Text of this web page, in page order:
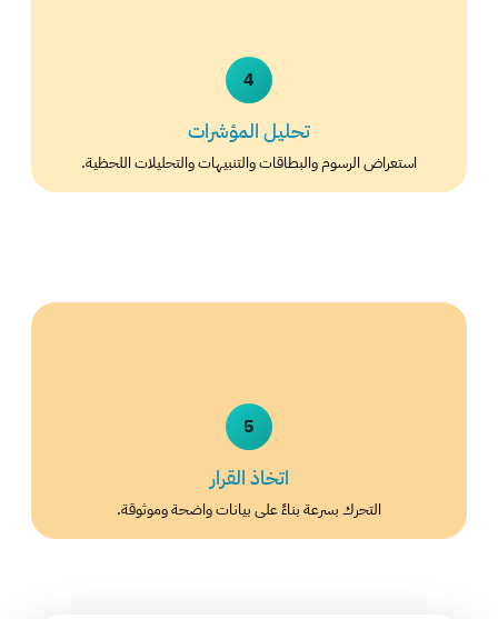
4
تحليل المؤشرات
استعراض الرسوم والبطاقات والتنبيهات والتحليلات اللحظية.
5
اتخاذ القرار
التحرك بسرعة بناءً على بيانات واضحة وموثوقة.